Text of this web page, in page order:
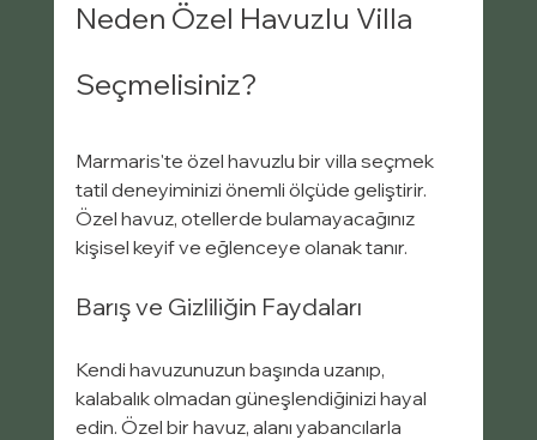
Neden Özel Havuzlu Villa
Seçmelisiniz?
Marmaris'te özel havuzlu bir villa seçmek
tatil deneyiminizi önemli ölçüde geliştirir.
Özel havuz, otellerde bulamayacağınız
kişisel keyif ve eğlenceye olanak tanır.
Barış ve Gizliliğin Faydaları
Kendi havuzunuzun başında uzanıp,
kalabalık olmadan güneşlendiğinizi hayal
edin. Özel bir havuz, alanı yabancılarla